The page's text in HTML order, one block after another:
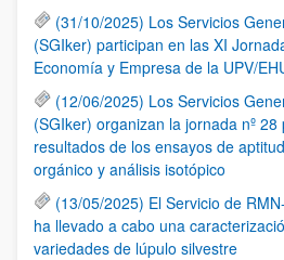
(31/10/2025) Los Servicios
(SGIker) participan en las XI
Economía y Empresa de la UPV/
(12/06/2025) Los Servicios
(SGIker) organizan la jornada nº
resultados de los ensayos de
orgánico y análisis isotópico
(13/05/2025) El Servicio de
ha llevado a cabo una
variedades de lúpulo silvestre